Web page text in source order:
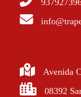
Avenida
08392